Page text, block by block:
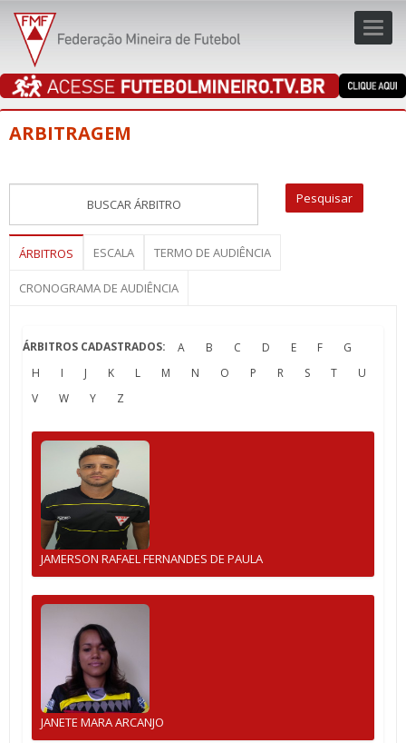
ARBITRAGEM
ÁRBITROS ESCALA TERMO DE AUDIÊNCIA
CRONOGRAMA DE AUDIÊNCIA
ÁRBITROS CADASTRADOS: A B C D E F
G
H
I J K L M N O P R S T
U
V
W Y Z
JAMERSON RAFAEL FERNANDES DE PAULA
JANETE MARA ARCANJO